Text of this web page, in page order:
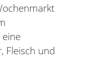
eine
Fleisch und